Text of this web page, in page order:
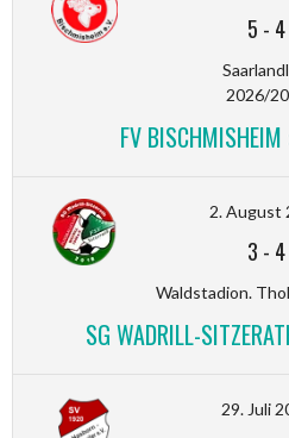
5 - 4
2026/
FV
2. August
3 - 4
Waldstadion.
SG WADRILL-
29. Juli